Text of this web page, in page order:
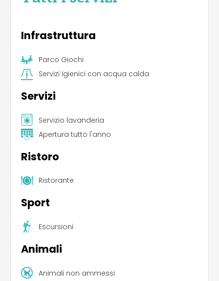
Infrastruttura
Parco Giochi
Servizi Igienici con acqua calda
Servizi
Servizio lavanderia
Apertura tutto l'anno
Ristoro
Ristorante
Sport
Escursioni
Animali
Animali non ammessi